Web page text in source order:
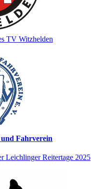
TV Witzhelden
Fahrverein
Leichlinger Reitertage 2025